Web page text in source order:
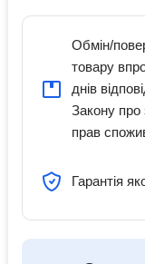
Обмін/
товару
днів
Закону про
прав
Гарантія